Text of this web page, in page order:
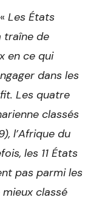
Les États
traîne de
en ce qui
dans les
Les quatre
classés
l’Afrique du
les 11 États
pas parmi les
classé